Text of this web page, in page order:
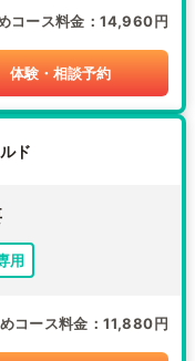
コース料金 14,960円
体験・相談予約
ド
用
コース料金 11,880円